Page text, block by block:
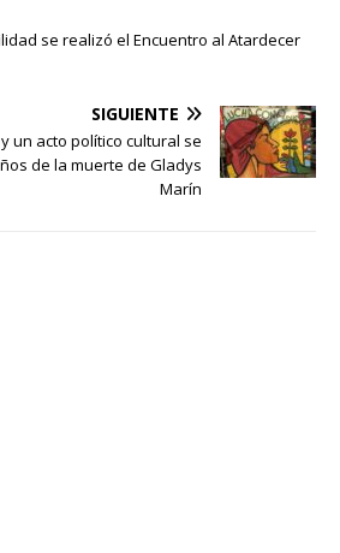
se realizó el Encuentro al Atardecer
SIGUIENTE
un acto político cultural se
de la muerte de Gladys
Marín